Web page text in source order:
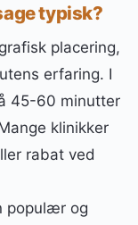
typisk?
placering,
erfaring. I
45-60 minutter
klinikker
rabat ved
populær og